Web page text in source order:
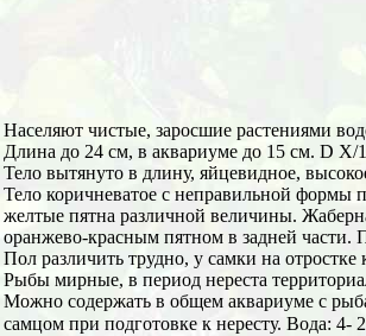
Населяют чистые, заросшие растениями
Длина до 24 см, в аквариуме до 15 см. D X/
Тело вытянуто в длину, яйцевидное,
Тело коричневатое с неправильной формы
желтые пятна различной величины.
оранжево-красным пятном в задней части.
Пол различить трудно, у самки на
Рыбы мирные, в период нереста
Можно содержать в общем аквариуме с
самцом при подготовке к нересту. Вода: